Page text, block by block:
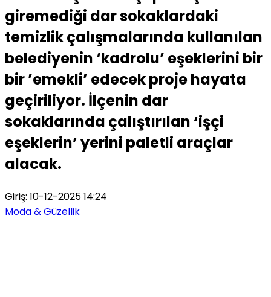
giremediği dar sokaklardaki
temizlik çalışmalarında kullanılan
belediyenin ‘kadrolu’ eşeklerini bir
bir ’emekli’ edecek proje hayata
geçiriliyor. İlçenin dar
sokaklarında çalıştırılan ‘işçi
eşeklerin’ yerini paletli araçlar
alacak.
Giriş: 10-12-2025 14:24
Moda & Güzellik